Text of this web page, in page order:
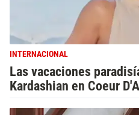
INTERNACIONAL
Las vacaciones
Kardashian en Coeur